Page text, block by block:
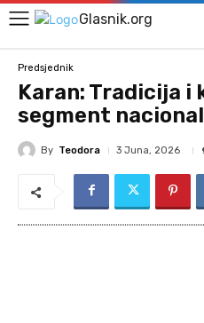
Glasnik.org
Predsjednik
Karan: Tradicija i
segment
By Teodora 3 Juna, 2026